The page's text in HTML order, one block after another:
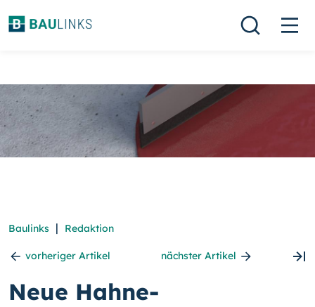
Baulinks | Redaktion
vorheriger Artikel nächster Artikel
Neue Hahne-